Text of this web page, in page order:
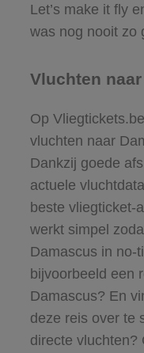
Let’s make it fly
was nog nooit zo
Vluchten
Op
vluchten naar
Dankzij goede
actuele
beste vliegticket-
werkt simpel
Damascus in no-
bijvoorbeeld een
Damascus? En
deze reis over te
directe vluchten?